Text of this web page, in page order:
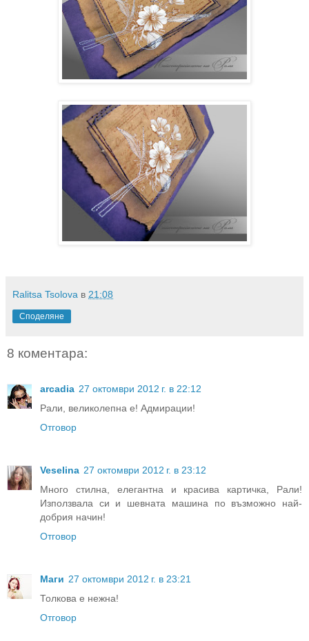
Ralitsa Tsolova в 21:08
Споделяне
8 коментара:
arcadia 27 октомври 2012 г. в 22:12
Рали, великолепна е! Адмирации!
Отговор
Veselina 27 октомври 2012 г. в 23:12
Много стилна, елегантна и красива картичка, Рали!
Използвала си и шевната машина по възможно най-
добрия начин!
Отговор
Маги 27 октомври 2012 г. в 23:21
Толкова е нежна!
Отговор